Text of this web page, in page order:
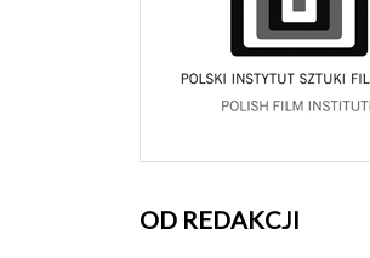
OD REDAKCJI